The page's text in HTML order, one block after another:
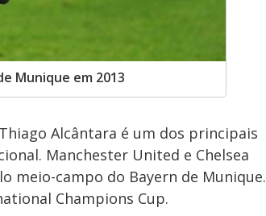
Munique em 2013
Alcântara é um dos principais
Manchester United e Chelsea
meio-campo do Bayern de Munique.
Champions Cup.